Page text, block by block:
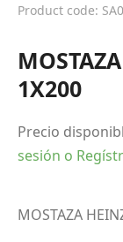
Product code:
1X200
Precio
sesión o
MOSTAZA